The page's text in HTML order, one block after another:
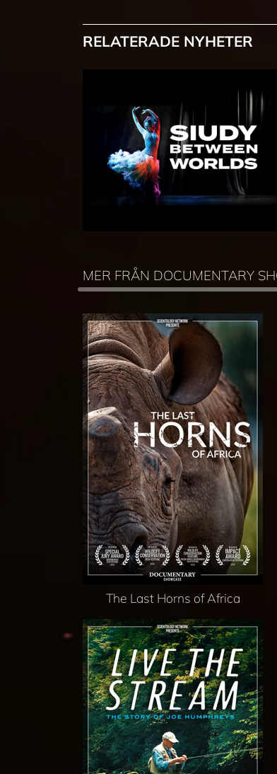
RELATERADE NYHETER
MER FRÅN DOCUMENTARY
The Last Horns of Africa